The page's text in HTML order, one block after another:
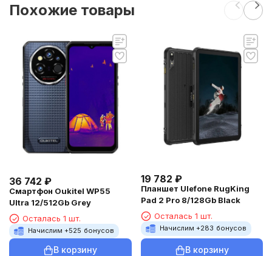
Похожие товары
36 742 ₽
Смартфон Oukitel WP55
Ultra 12/512Gb Grey
Осталась 1 шт.
Начислим +525 бонусов
В корзину
19 782 ₽
Планшет Ulefone RugKing
Pad 2 Pro 8/128Gb Black
Осталась 1 шт.
Начислим +283 бонусов
В корзину